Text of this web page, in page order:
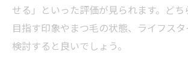
せる」といった評価が見られます。どち
目指す印象やまつ毛の状態、ライフス
検討すると良いでしょう。